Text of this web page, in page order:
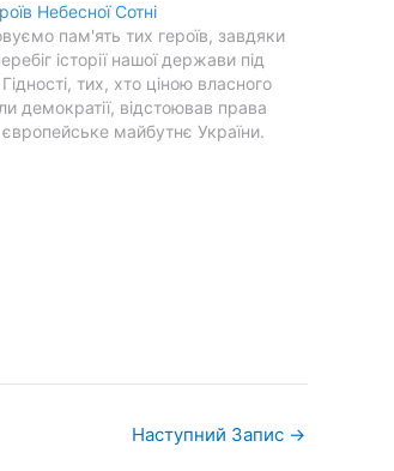
Небесної Сотні
пам'ять тих героїв, завдяки
історії нашої держави під
тих, хто ціною власного
демократії, відстоював права
майбутнє України.
Наступний Запис →